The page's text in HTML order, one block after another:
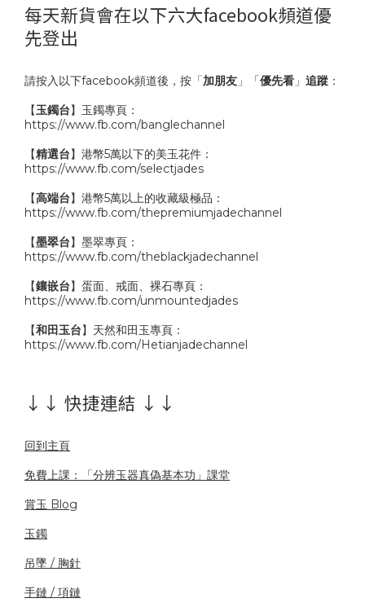
每天新貨會在以下六大facebook頻道優
先登出
請按入以下facebook頻道後，按「加朋友 」「優先看 」 追蹤 ：
【玉鐲台】玉鐲專頁：
https://www.fb.com/banglechannel
【精選台】港幣5萬以下的美玉花件：
https://www.fb.com/selectjades
【高端台】港幣5萬以上的收藏級極品：
https://www.fb.com/thepremiumjadechannel
【墨翠台】墨翠專頁：
https://www.fb.com/theblackjadechannel
【鑲嵌台】蛋面、戒面、裸石專頁：
https://www.fb.com/unmountedjades
【和田玉台】天然和田玉專頁：
https://www.fb.com/Hetianjadechannel
↓↓ 快捷連結 ↓↓
回到主頁
免費上課：「分辨玉器真偽基本功」課堂
賞玉 Blog
玉鐲
吊墜 / 胸針
手鏈 / 項鏈